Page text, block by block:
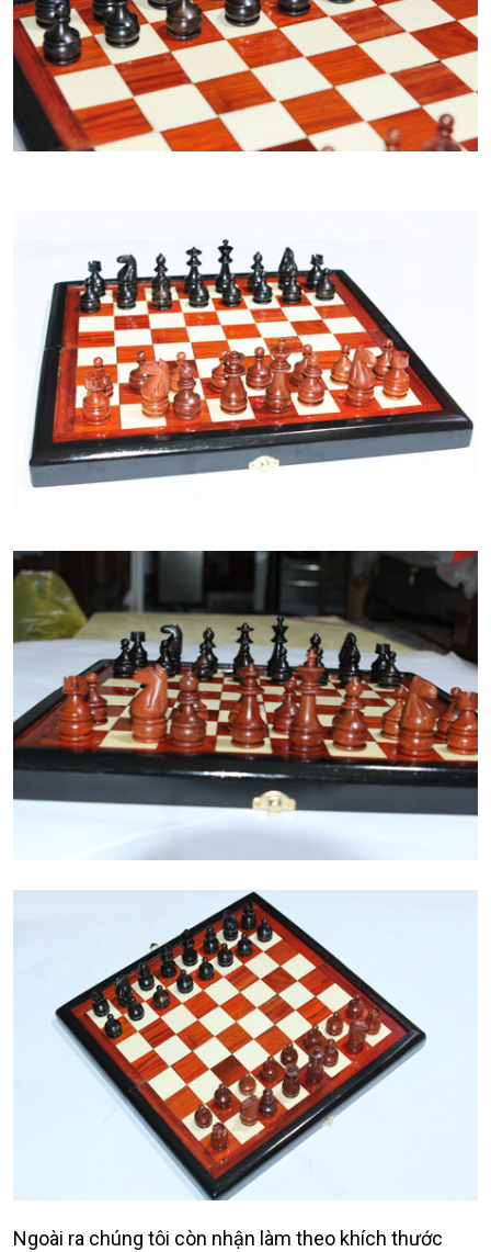
Ngoài ra chúng tôi còn nhận làm theo khích thước